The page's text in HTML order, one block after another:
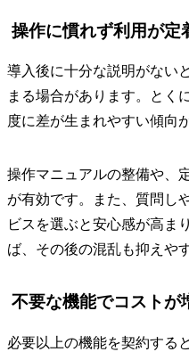
操作に慣れず利用が定
導入後に十分な説明がない
まる場合があります。とく
度に差が生まれやすい傾向
操作マニュアルの整備や、
が有効です。また、質問し
ビスを選ぶと安心感が高ま
ば、その後の混乱も抑えや
不要な機能でコストが
必要以上の機能を契約する